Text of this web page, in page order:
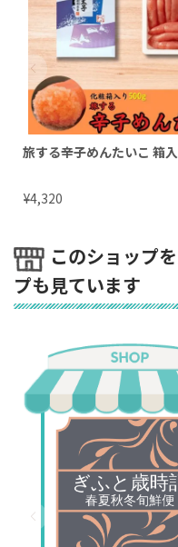
旅する辛子めんたいこ 箱
¥4,320
このショップ
プも見ています